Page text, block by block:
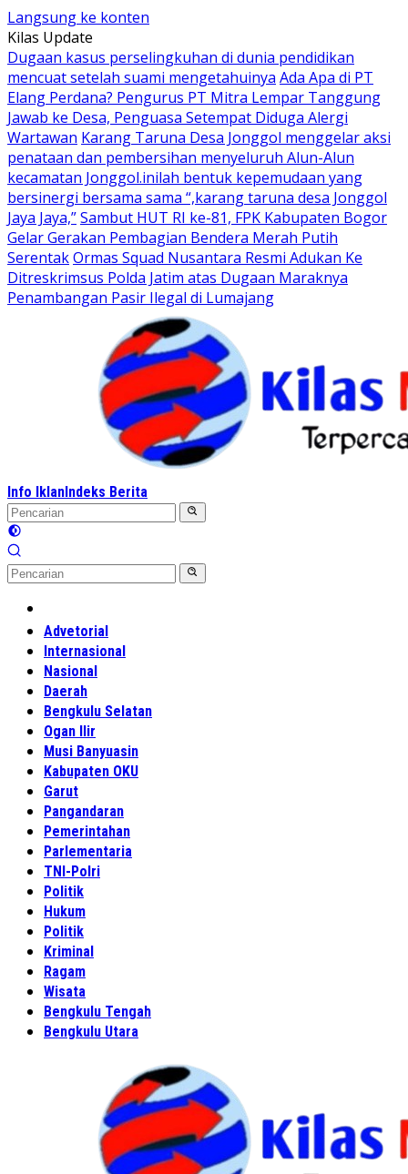
Langsung ke konten
Kilas Update
Dugaan kasus perselingkuhan di dunia pendidikan
mencuat setelah suami mengetahuinya Ada Apa di PT
Elang Perdana? Pengurus PT Mitra Lempar Tanggung
Jawab ke Desa, Penguasa Setempat Diduga Alergi
Wartawan Karang Taruna Desa Jonggol menggelar aksi
penataan dan pembersihan menyeluruh Alun-Alun
kecamatan Jonggol.inilah bentuk kepemudaan yang
bersinergi bersama sama “,karang taruna desa Jonggol
Jaya Jaya,”Sambut HUT RI ke-81, FPK Kabupaten Bogor
Gelar Gerakan Pembagian Bendera Merah Putih
SerentakOrmas Squad Nusantara Resmi Adukan Ke
Ditreskrimsus Polda Jatim atas Dugaan Maraknya
Penambangan Pasir Ilegal di Lumajang
Info IklanIndeks Berita
Advetorial
Internasional
Nasional
Daerah
Bengkulu Selatan
Ogan Ilir
Musi Banyuasin
Kabupaten OKU
Garut
Pangandaran
Pemerintahan
Parlementaria
TNI-Polri
Politik
Hukum
Politik
Kriminal
Ragam
Wisata
Bengkulu Tengah
Bengkulu Utara